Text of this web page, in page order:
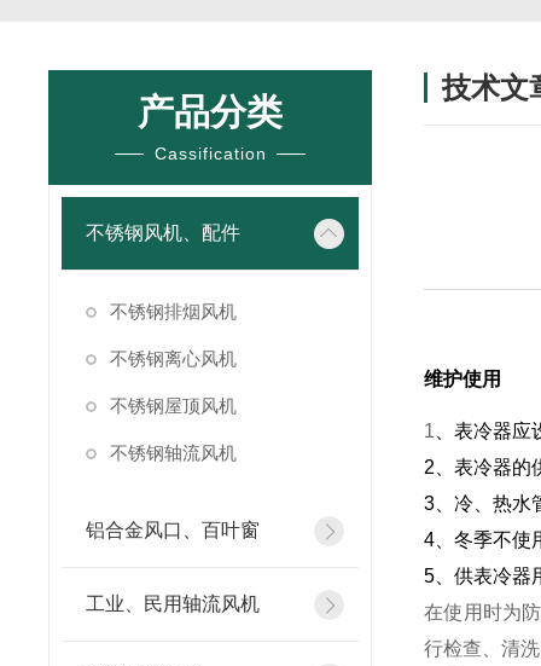
产品分类
Cassification
不锈钢风机、配件
不锈钢排烟风机
不锈钢离心风机
不锈钢屋顶风机
不锈钢轴流风机
铝合金风口、百叶窗
工业、民用轴流风机
技术文
维护使用
1 、表冷器
2 、表冷器
3 、冷、热
4 、冬季不
5 、供表冷
在使用时为
行检查、清